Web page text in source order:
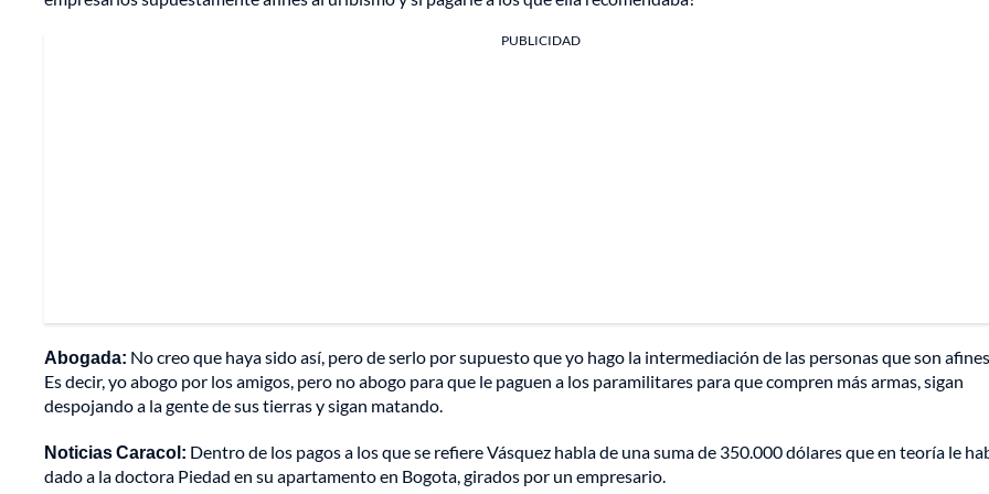
PUBLICIDAD
Abogada: No creo que haya sido así, pero de serlo por supuesto que yo hago la intermediación de las personas que son
Es decir, yo abogo por los amigos, pero no abogo para que le paguen a los paramilitares para que compren más armas, sigan
despojando a la gente de sus tierras y sigan matando.
Noticias Caracol: Dentro de los pagos a los que se refiere Vásquez habla de una suma de 350.000 dólares que en teoría le
dado a la doctora Piedad en su apartamento en Bogota, girados por un empresario.